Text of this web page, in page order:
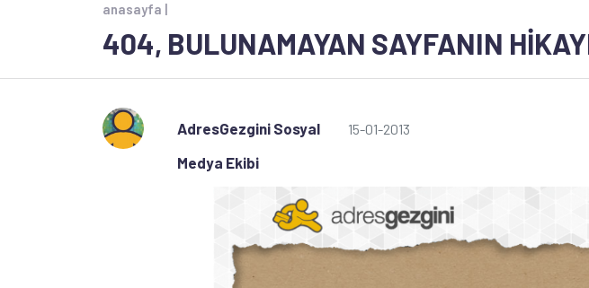
anasayfa |
404, BULUNAMAYAN SAYFANIN
AdresGezgini Sosyal
Medya Ekibi
15-01-2013